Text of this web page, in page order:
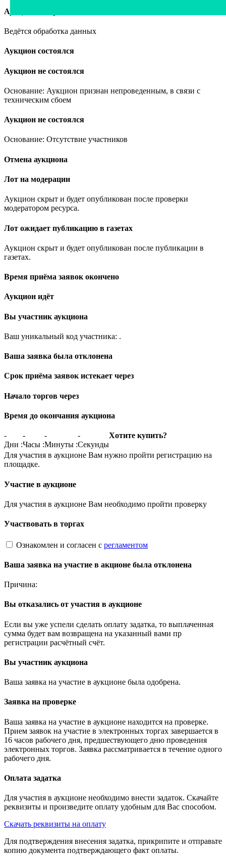
Аукцион завершён
Ведётся обработка данных
Аукцион состоялся
Аукцион не состоялся
Основание: Аукцион признан непроведенным, в связи с
техническим сбоем
Аукцион не состоялся
Основание: Отсутствие участников
Отмена аукциона
Лот на модерации
Аукцион скрыт и будет опубликован после проверки
модератором ресурса.
Лот ожидает публикацию в газетах
Аукцион скрыт и будет опубликован после публикации в
газетах.
Время приёма заявок окончено
Аукцион идёт
Вы участник аукциона
Ваш уникальный код участника: .
Ваша заявка была отклонена
Срок приёма заявок истекает через
Начало торгов через
Время до окончания аукциона
-
Дни :
-
Часы :
-
Минуты :
-
Секунды
Хотите купить?
Для участия в аукционе Вам нужно пройти регистрацию на
площадке.
Участие в аукционе
Для участия в аукционе Вам необходимо пройти проверку
Участвовать в торгах
Ознакомлен и согласен с регламентом
Ваша заявка на участие в акционе была отклонена
Причина:
Вы отказались от участия в аукционе
Если вы уже успели сделать оплату задатка, то выплаченная
сумма будет вам возвращена на указанный вами пр
регистрации расчётный счёт.
Вы участник аукциона
Ваша заявка на участие в аукционе была одобрена.
Заявка на проверке
Ваша заявка на участие в аукционе находится на проверке.
Прием заявок на участие в электронных торгах завершается в
16 часов рабочего дня, предшествующего дню проведения
электронных торгов. Заявка рассматривается в течение одного
рабочего дня.
Оплата задатка
Для участия в аукционе необходимо внести задаток. Скачайте
реквизиты и произведите оплату удобным для Вас способом.
Скачать реквизиты на оплату
Для подтверждения внесения задатка, прикрипите и отправьте
копию документа подтверждающего факт оплаты.